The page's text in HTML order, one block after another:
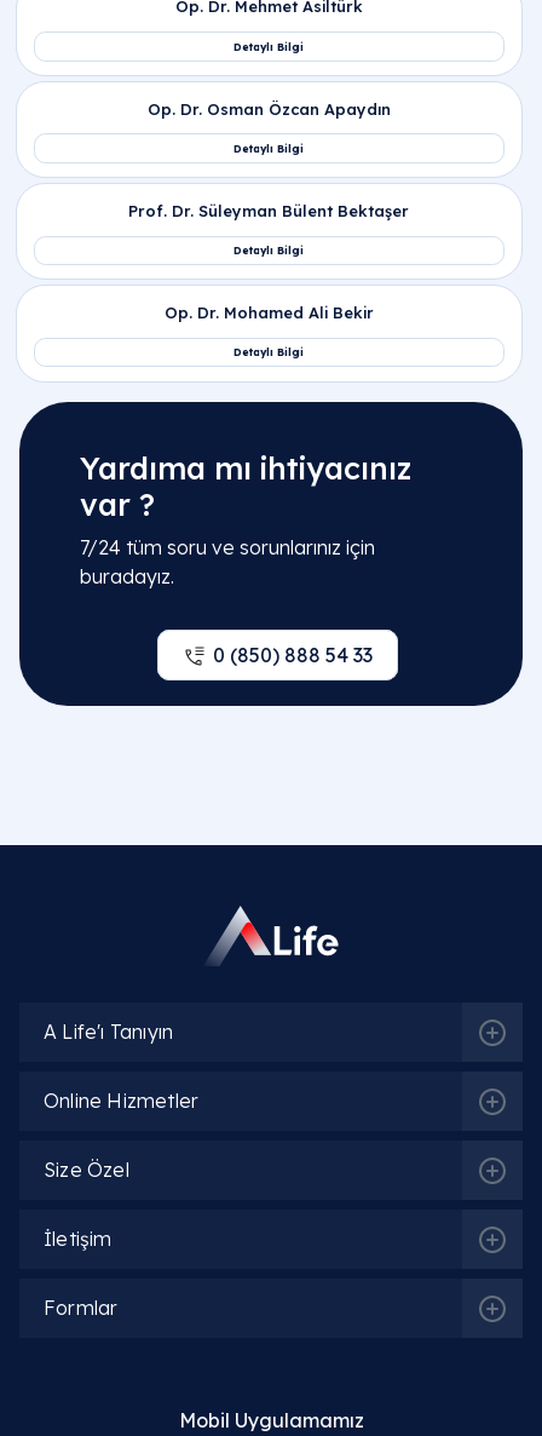
Yardıma mı ihtiyacınız
var ?
7/24 tüm soru ve sorunlarınız için
buradayız.
0 (850) 888 54 33
A Life'ı Tanıyın
Online Hizmetler
Size Özel
İletişim
Formlar
Mobil Uygulamamız